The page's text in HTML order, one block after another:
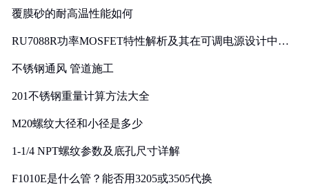
覆膜砂的耐高温性能如何
RU7088R功率MOSFET特性解析及其在可调电源设计中的
不锈钢通风 管道施工
201不锈钢重量计算方法大全
M20螺纹大径和小径是多少
1-1/4 NPT螺纹参数及底孔尺寸详解
F1010E是什么管？能否用3205或3505代换